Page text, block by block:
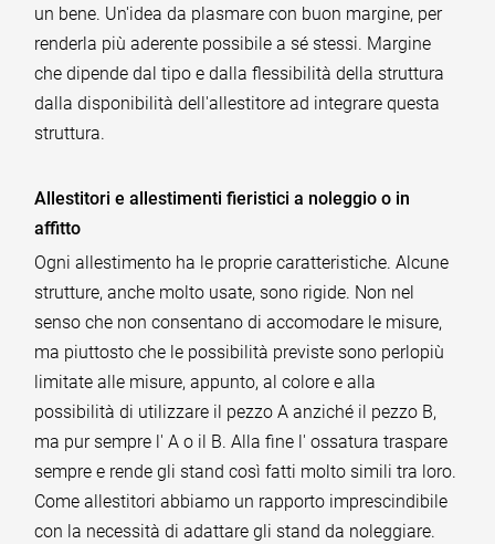
un bene. Un'idea da plasmare con buon margine, per
renderla più aderente possibile a sé stessi. Margine
che dipende dal tipo e dalla flessibilità della struttura
dalla disponibilità dell'allestitore ad integrare questa
struttura.
Allestitori e allestimenti fieristici a noleggio o in
affitto
Ogni allestimento ha le proprie caratteristiche. Alcune
strutture, anche molto usate, sono rigide. Non nel
senso che non consentano di accomodare le misure,
ma piuttosto che le possibilità previste sono perlopiù
limitate alle misure, appunto, al colore e alla
possibilità di utilizzare il pezzo A anziché il pezzo B,
ma pur sempre l' A o il B. Alla fine l' ossatura traspare
sempre e rende gli stand così fatti molto simili tra loro.
Come allestitori abbiamo un rapporto imprescindibile
con la necessità di adattare gli stand da noleggiare.